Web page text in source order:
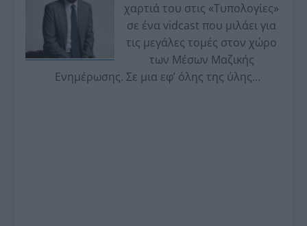
χαρτιά του στις «Τυπολογίες»
σε ένα vidcast που μιλάει για
τις μεγάλες τομές στον χώρο
των Μέσων Μαζικής
Ενημέρωσης. Σε μια εφ’ όλης της ύλης